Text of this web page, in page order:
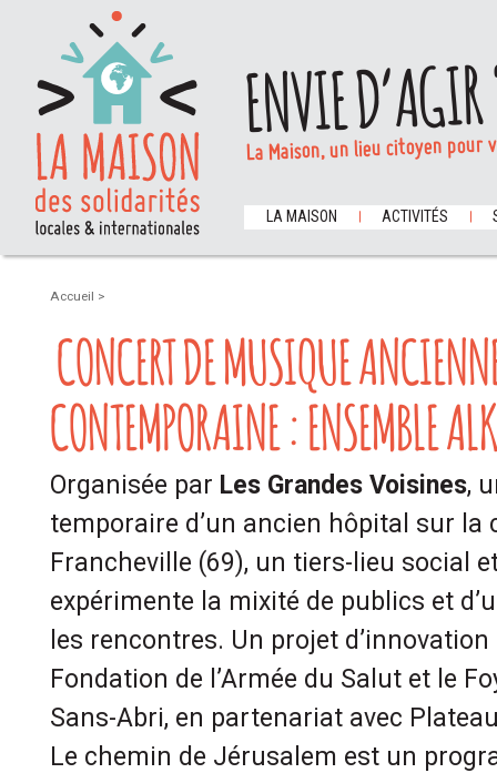
ENVIE
La Maison, un lieu citoyen
LA MAISON ACTIVITÉS
Accueil >
CONCERT DE MUSIQUE
CONTEMPORAINE : ENSEMBLE
Organisée par Les Grandes Voisines,
temporaire d’un ancien hôpital sur la
Francheville (69), un tiers-lieu social
expérimente la mixité de publics et
les rencontres. Un projet
Fondation de l’Armée du Salut et le
Sans-Abri, en partenariat avec
Le chemin de Jérusalem est un